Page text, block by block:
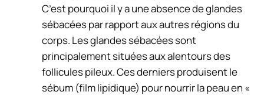
C’est pourquoi il y a une absence deglandes
sébacéespar rapport aux autres régions du
corps. Les glandes sébacées sont
principalement situées aux alentours des
follicules pileux. Ces derniers produisent le
sébum (film lipidique) pour nourrir la peau en «